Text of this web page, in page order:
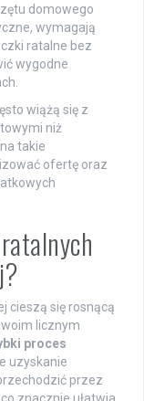
domowego
wymagają
ratalne bez
wygodne
wiążą się z
niż
takie
ofertę oraz
cieszą się rosnącą
licznym
proces
uzyskanie
przez
znacznie ułatwia